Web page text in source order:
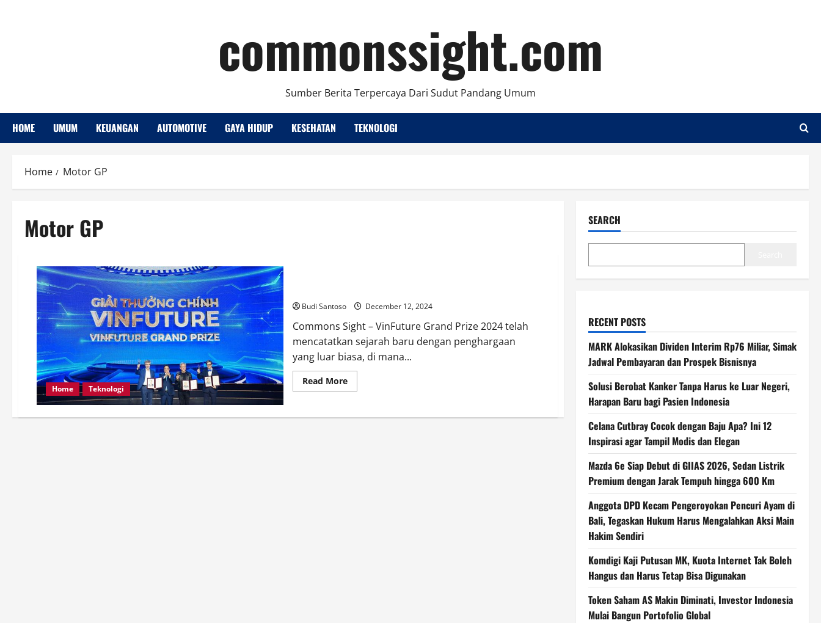
commonssight.com
Sumber Berita Terpercaya Dari Sudut Pandang Umum
HOME UMUM KEUANGAN AUTOMOTIVE GAYA HIDUP KESEHATAN TEKNOLOGI
Home Motor GP
Motor GP
Home Teknologi
Budi Santoso December 12, 2024
Commons Sight – VinFuture Grand Prize 2024 telah
mencatatkan sejarah baru dengan penghargaan
yang luar biasa, di mana...
Read MoreRead
more
SEARCH
RECENT POSTS
MARK Alokasikan Dividen Interim Rp76 Miliar, Simak
Jadwal Pembayaran dan Prospek Bisnisnya
Solusi Berobat Kanker Tanpa Harus ke Luar Negeri,
Harapan Baru bagi Pasien Indonesia
Celana Cutbray Cocok dengan Baju Apa? Ini 12
Inspirasi agar Tampil Modis dan Elegan
Mazda 6e Siap Debut di GIIAS 2026, Sedan Listrik
Premium dengan Jarak Tempuh hingga 600 Km
Anggota DPD Kecam Pengeroyokan Pencuri Ayam di
Bali, Tegaskan Hukum Harus Mengalahkan Aksi Main
Hakim Sendiri
Komdigi Kaji Putusan MK, Kuota Internet Tak Boleh
Hangus dan Harus Tetap Bisa Digunakan
Token Saham AS Makin Diminati, Investor Indonesia
Mulai Bangun Portofolio Global